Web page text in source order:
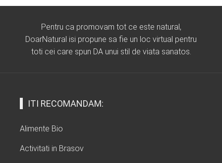
Pentru ca promovam tot ce este natural,
DoarNatural isi propune sa fie un loc virtual pentru
toti cei care spun DA unui stil de viata sanatos.
ITI RECOMANDAM:
Alimente Bio
Activitati in Brasov